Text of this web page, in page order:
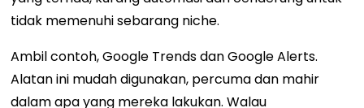
tidak memenuhi sebarang niche.
Ambil contoh, Google Trends dan Google Alerts.
Alatan ini mudah digunakan, percuma dan mahir
dalam apa yang mereka lakukan. Walau